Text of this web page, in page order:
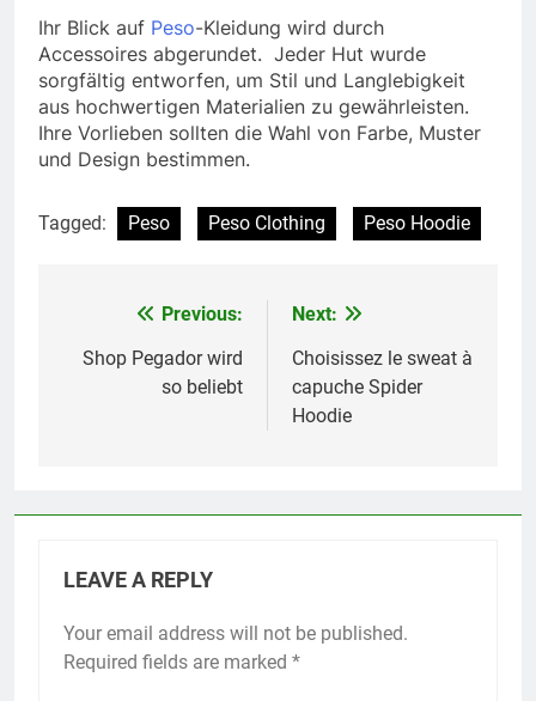
Ihr Blick auf Peso-Kleidung wird durch
Accessoires abgerundet. Jeder Hut wurde
sorgfältig entworfen, um Stil und Langlebigkeit
aus hochwertigen Materialien zu gewährleisten.
Ihre Vorlieben sollten die Wahl von Farbe, Muster
und Design bestimmen.
Tagged: Peso Peso Clothing Peso Hoodie
navigation
Previous:
Shop Pegador wird
so beliebt
Next:
Choisissez le sweat à
capuche Spider
Hoodie
LEAVE A REPLY
Your email address will not be published.
Required fields are marked *